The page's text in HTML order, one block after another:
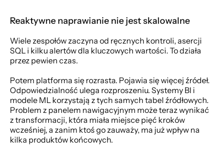
Reaktywne naprawianie nie jest skalowalne
Wiele zespołów zaczyna od ręcznych kontroli, asercji
SQL i kilku alertów dla kluczowych wartości. To działa
przez pewien czas.
Potem platforma się rozrasta. Pojawia się więcej źródeł.
Odpowiedzialność ulega rozproszeniu. Systemy BI i
modele ML korzystają z tych samych tabel źródłowych.
Problem z panelem nawigacyjnym może teraz wynikać
z transformacji, która miała miejsce pięć kroków
wcześniej, a zanim ktoś go zauważy, ma już wpływ na
kilka produktów końcowych.